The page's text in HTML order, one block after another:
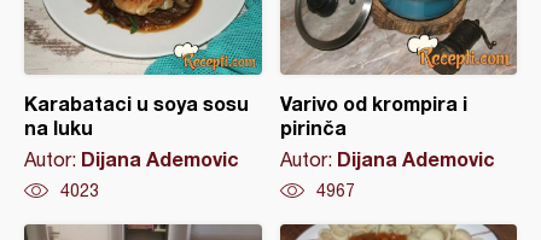
Karabataci u soya sosu
na luku
Autor: Dijana Ademovic
4023
Varivo od krompira i
pirinča
Autor: Dijana Ademovic
4967